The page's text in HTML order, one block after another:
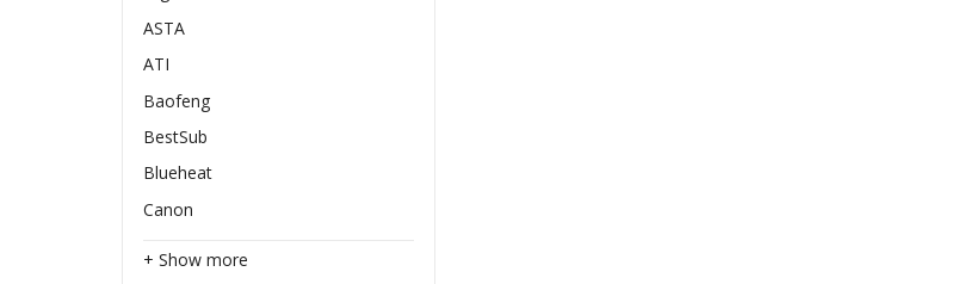
ASTA
ATI
Baofeng
BestSub
Blueheat
Canon
+ Show more